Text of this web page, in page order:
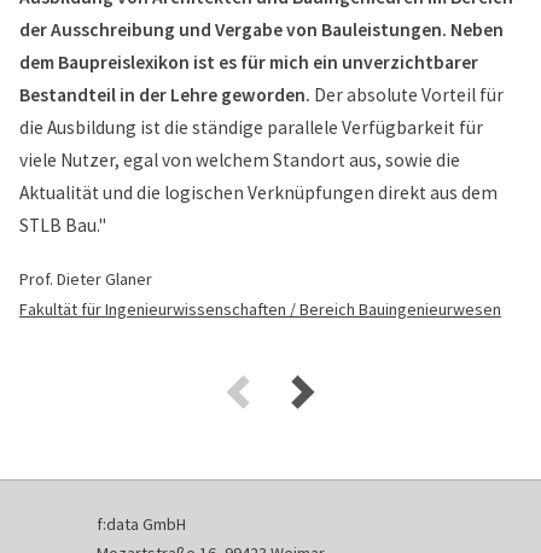
der Ausschreibung und Vergabe von Bauleistungen. Neben
dem Baupreislexikon ist es für mich ein unverzichtbarer
Bestandteil in der Lehre geworden. Der absolute Vorteil für
die Ausbildung ist die ständige parallele Verfügbarkeit für
viele Nutzer, egal von welchem Standort aus, sowie die
Aktualität und die logischen Verknüpfungen direkt aus dem
STLB Bau."
Prof. Dieter Glaner
Fakultät für Ingenieurwissenschaften / Bereich Bauingenieurwesen
f:data GmbH